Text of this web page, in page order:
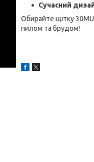
Сучасний
Обирайте щітку
пилом та брудом!